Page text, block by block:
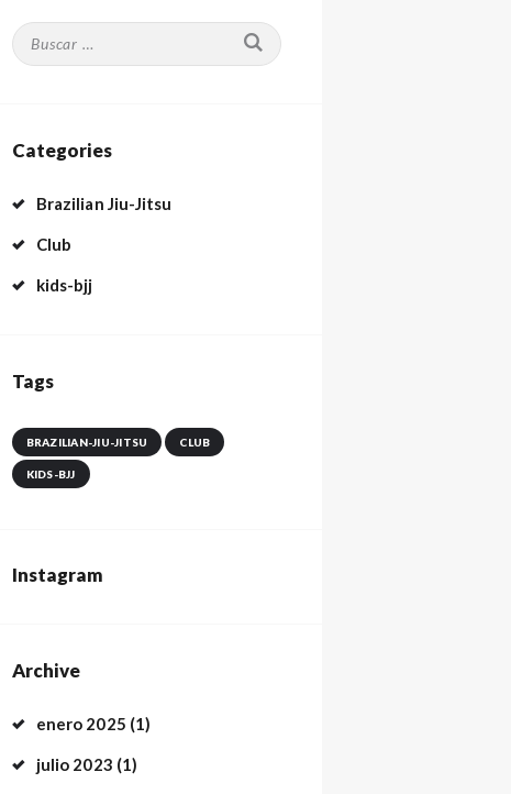
Buscar:
Categories
Brazilian Jiu-Jitsu
Club
kids-bjj
Tags
BRAZILIAN-JIU-JITSU CLUB
KIDS-BJJ
Instagram
Archive
enero 2025 (1)
julio 2023 (1)